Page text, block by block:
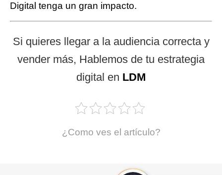
Digital tenga un gran impacto.
Si quieres llegar a la audiencia correcta y
vender más, Hablemos de tu estrategia
digital en LDM
¿Como ves el artículo?